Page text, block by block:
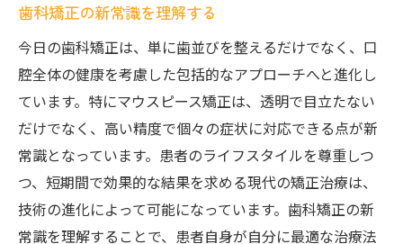
歯科矯正の新常識を理解する
今日の歯科矯正は、単に歯並びを整えるだけでなく、口
腔全体の健康を考慮した包括的なアプローチへと進化し
ています。特にマウスピース矯正は、透明で目立たない
だけでなく、高い精度で個々の症状に対応できる点が新
常識となっています。患者のライフスタイルを尊重しつ
つ、短期間で効果的な結果を求める現代の矯正治療は、
技術の進化によって可能になっています。歯科矯正の新
常識を理解することで、患者自身が自分に最適な治療法